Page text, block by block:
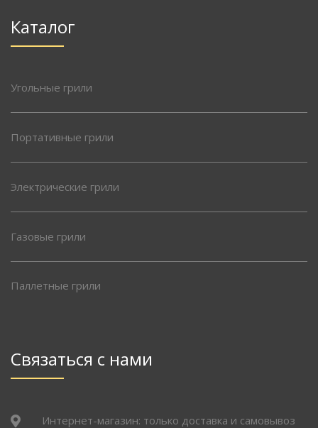
Каталог
Угольные грили
Портативные грили
Электрические грили
Газовые грили
Паллетные грили
Связаться с нами
Интернет-магазин: только доставка и самовывоз